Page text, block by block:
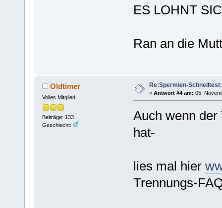
ES LOHNT
Ran an die
Oldtimer
Volles Mitglied
Beiträge: 133
Geschlecht:
Re:Spermien-
« Antwort #4 am: 05.
Auch wenn
hat-
lies mal hier
Trennungs-